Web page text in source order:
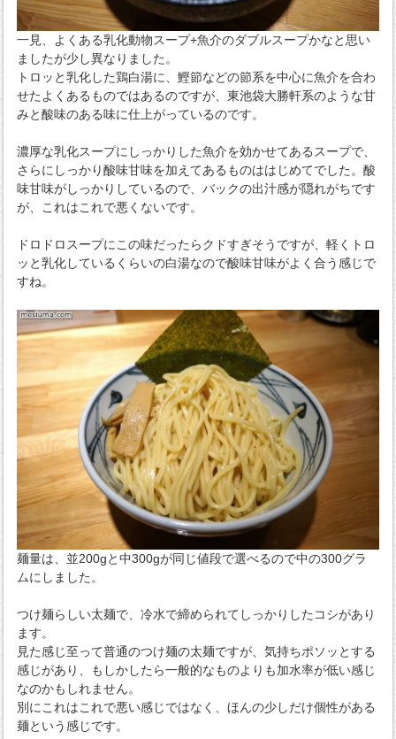
一見、よくある乳化動物スープ+魚介のダブルスープかなと思い
ましたが少し異なりました。
トロッと乳化した鶏白湯に、鰹節などの節系を中心に魚介を合わ
せたよくあるものではあるのですが、東池袋大勝軒系のような甘
みと酸味のある味に仕上がっているのです。
濃厚な乳化スープにしっかりした魚介を効かせてあるスープで、
さらにしっかり酸味甘味を加えてあるものははじめてでした。酸
味甘味がしっかりしているので、バックの出汁感が隠れがちです
が、これはこれで悪くないです。
ドロドロスープにこの味だったらクドすぎそうですが、軽くトロ
ッと乳化しているくらいの白湯なので酸味甘味がよく合う感じで
すね。
麺量は、並200gと中300gが同じ値段で選べるので中の300グラ
ムにしました。
つけ麺らしい太麺で、冷水で締められてしっかりしたコシがあり
ます。
見た感じ至って普通のつけ麺の太麺ですが、気持ちポソッとする
感じがあり、もしかしたら一般的なものよりも加水率が低い感じ
なのかもしれません。
別にこれはこれで悪い感じではなく、ほんの少しだけ個性がある
麺という感じです。